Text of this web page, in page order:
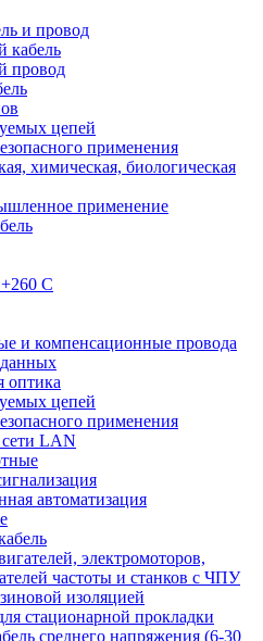
и провод
кабель
провод
цепей
применения
химическая, биологическая
применение
С
и компенсационные провода
оптика
цепей
применения
LAN
автоматизация
электромоторов,
частоты и станков с ЧПУ
изоляцией
стационарной прокладки
среднего напряжения (6-30